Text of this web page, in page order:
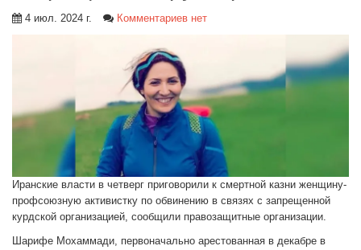
4 июл. 2024 г. Комментариев нет
Иранские власти в четверг приговорили к смертной казни женщину-
профсоюзную активистку по обвинению в связях с запрещенной
курдской организацией, сообщили правозащитные организации.
Шарифе Мохаммади, первоначально арестованная в декабре в